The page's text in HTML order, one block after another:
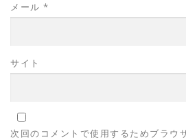
メール *
サイト
次回のコメントで使用するためブラウ